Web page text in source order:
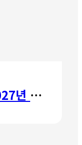
2027년 갈보리 어학원 유치부 신입생 모집